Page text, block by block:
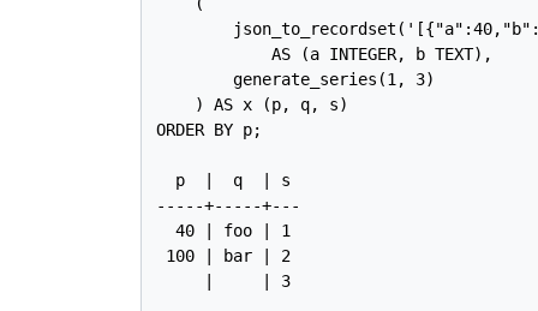
            AS (a INTEGER, b TEXT),
        generate_series(1, 3)
    ) AS x (p, q, s)
ORDER BY p;
  p  |  q  | s
-----+-----+---
  40 | foo | 1
100 | bar | 2
     |     | 3